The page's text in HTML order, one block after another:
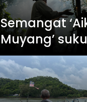
Semangat
Muyang’